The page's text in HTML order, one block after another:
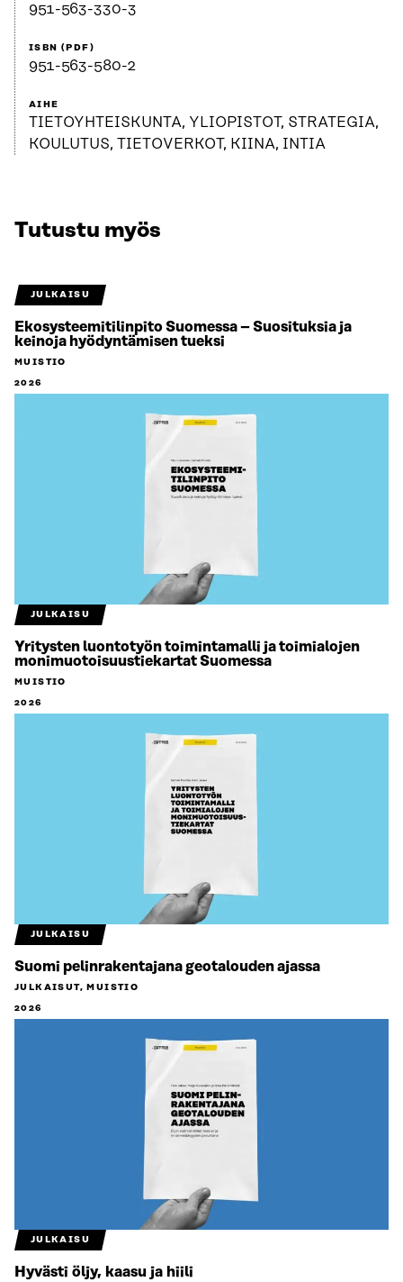
951-563-330-3
ISBN (PDF)
951-563-580-2
AIHE
TIETOYHTEISKUNTA, YLIOPISTOT, STRATEGIA,
KOULUTUS, TIETOVERKOT, KIINA, INTIA
Tutustu myös
JULKAISU
Ekosysteemitilinpito Suomessa – Suosituksia ja
keinoja hyödyntämisen tueksi
MUISTIO
2026
JULKAISU
Yritysten luontotyön toimintamalli ja toimialojen
monimuotoisuustiekartat Suomessa
MUISTIO
2026
JULKAISU
Suomi pelinrakentajana geotalouden ajassa
JULKAISUT, MUISTIO
2026
JULKAISU
Hyvästi öljy, kaasu ja hiili